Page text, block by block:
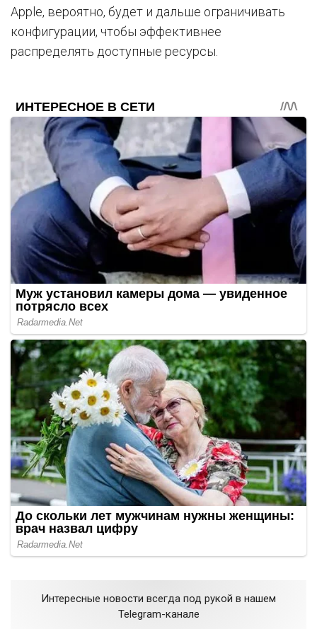
Apple, вероятно, будет и дальше ограничивать
конфигурации, чтобы эффективнее
распределять доступные ресурсы.
Интересные новости всегда под рукой в нашем
Telegram-канале